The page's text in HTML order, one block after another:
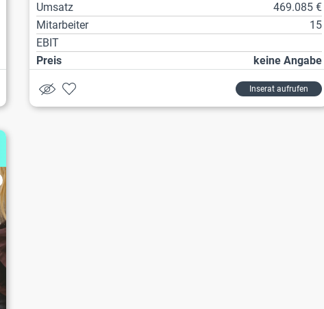
Umsatz
469.085 €
Mitarbeiter
15
EBIT
Preis
keine Angabe
Inserat aufrufen